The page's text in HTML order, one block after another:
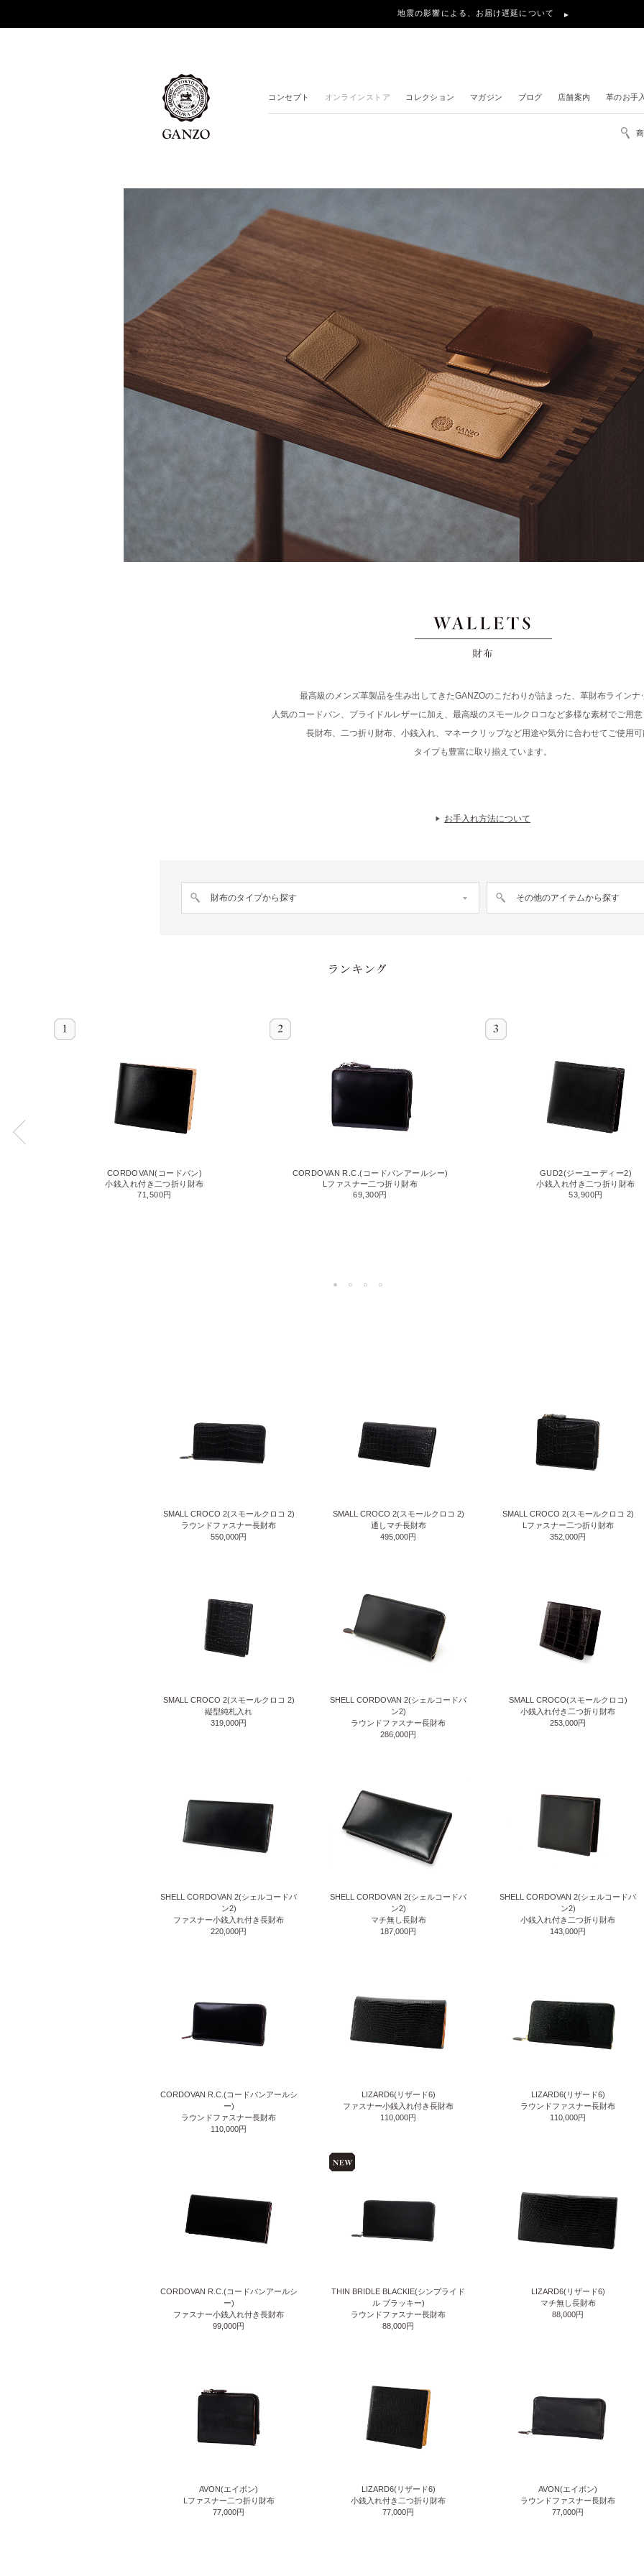
地震の影響による、お届け遅延について
コンセプト オンラインストア コレクション マガジン ブログ 店舗案内 革のお手
最高級のメンズ革製品を生み出してきたGANZOのこだわりが詰まった、革財布ラインナ
人気のコードバン、ブライドルレザーに加え、最高級のスモールクロコなど多様な素材でご用意
長財布、二つ折り財布、小銭入れ、マネークリップなど用途や気分に合わせてご使用可
タイプも豊富に取り揃えています。
お手入れ方法について
財布のタイプから探す その他のアイテムから探す
CORDOVAN(コードバン)
小銭入れ付き二つ折り財布
71,500円
CORDOVAN R.C.(コードバンアールシー)
Lファスナー二つ折り財布
69,300円
GUD2(ジーユーディー2)
小銭入れ付き二つ折り財布
53,900円
SMALL CROCO 2(スモールクロコ 2)
ラウンドファスナー長財布
550,000円
SMALL CROCO 2(スモールクロコ 2)
通しマチ長財布
495,000円
SMALL CROCO 2(スモールクロコ 2)
Lファスナー二つ折り財布
352,000円
SMALL CROCO 2(スモールクロコ 2)
縦型純札入れ
319,000円
SHELL CORDOVAN 2(シェルコードバ
ン2)
ラウンドファスナー長財布
286,000円
SMALL CROCO(スモールクロコ)
小銭入れ付き二つ折り財布
253,000円
SHELL CORDOVAN 2(シェルコードバ
ン2)
ファスナー小銭入れ付き長財布
220,000円
SHELL CORDOVAN 2(シェルコードバ
ン2)
マチ無し長財布
187,000円
SHELL CORDOVAN 2(シェルコードバ
ン2)
小銭入れ付き二つ折り財布
143,000円
CORDOVAN R.C.(コードバンアールシ
ー)
ラウンドファスナー長財布
110,000円
LIZARD6(リザード6)
ファスナー小銭入れ付き長財布
110,000円
LIZARD6(リザード6)
ラウンドファスナー長財布
110,000円
CORDOVAN R.C.(コードバンアールシ
ー)
ファスナー小銭入れ付き長財布
99,000円
THIN BRIDLE BLACKIE(シンブライド
ル ブラッキー)
ラウンドファスナー長財布
88,000円
LIZARD6(リザード6)
マチ無し長財布
88,000円
AVON(エイボン)
Lファスナー二つ折り財布
77,000円
LIZARD6(リザード6)
小銭入れ付き二つ折り財布
77,000円
AVON(エイボン)
ラウンドファスナー長財布
77,000円